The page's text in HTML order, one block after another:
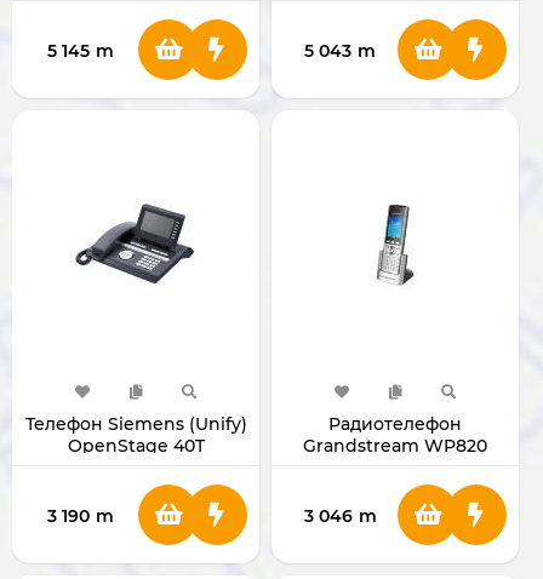
5 145 m 5 043 m
Телефон Siemens (Unify)
OpenStage 40T
3 190 m
Радиотелефон
Grandstream WP820
3 046 m